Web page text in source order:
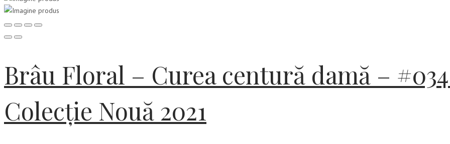
Brâu Floral – Curea centură damă –
Colecție Nouă 2021